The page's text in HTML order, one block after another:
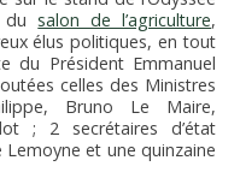
dusalon de l’agriculture,
élus politiques, en tout
du Président Emmanuel
celles des Ministres
Bruno Le Maire,
; 2 secrétaires d’état
et une quinzaine